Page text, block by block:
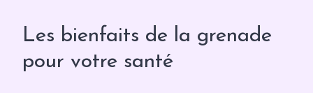
Les bienfaits de la grenade
pour votre santé